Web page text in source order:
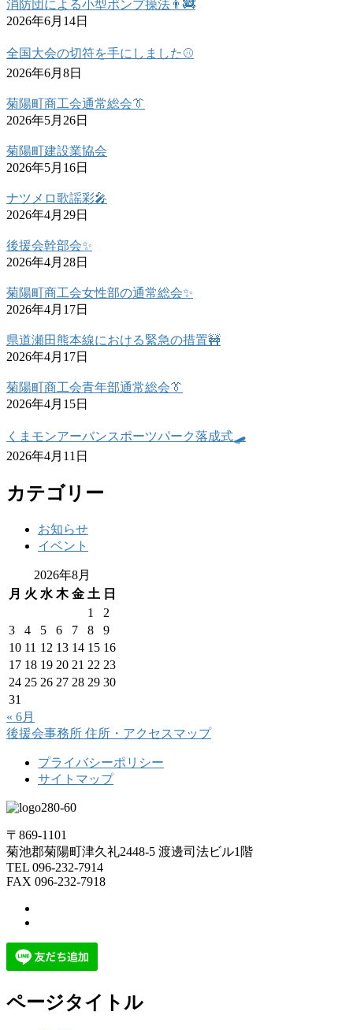
消防団による小型ポンプ操法👨‍🚒
2026年6月14日
全国大会の切符を手にしました⚾
2026年6月8日
菊陽町商工会通常総会👔
2026年5月26日
菊陽町建設業協会
2026年5月16日
ナツメロ歌謡彩🎤
2026年4月29日
後援会幹部会✨
2026年4月28日
菊陽町商工会女性部の通常総会✨
2026年4月17日
県道瀬田熊本線における緊急の措置🚧
2026年4月17日
菊陽町商工会青年部通常総会👔
2026年4月15日
くまモンアーバンスポーツパーク落成式🛹
2026年4月11日
カテゴリー
お知らせ
イベント
2026年8月
月 火 水 木 金 土 日
1
2
3
4 5 6 7 8
9
10 11 12 13 14 15 16
17 18 19 20 21 22 23
24 25 26 27 28 29 30
31
« 6月
後援会事務所 住所・アクセスマップ
プライバシーポリシー
サイトマップ
〒869-1101
菊池郡菊陽町津久礼2448-5 渡邊司法ビル1階
TEL 096-232-7914
FAX 096-232-7918
ページタイトル